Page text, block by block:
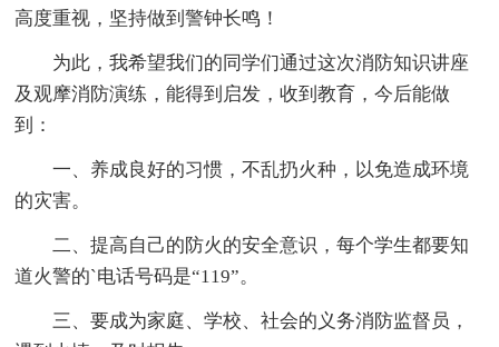
高度重视，坚持做到警钟长鸣！
为此，我希望我们的同学们通过这次消防知识讲座
及观摩消防演练，能得到启发，收到教育，今后能做
到：
一、养成良好的习惯，不乱扔火种，以免造成环境
的灾害。
二、提高自己的防火的安全意识，每个学生都要知
道火警的`电话号码是“119”。
三、要成为家庭、学校、社会的义务消防监督员，